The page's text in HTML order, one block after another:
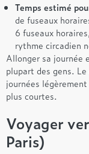
Temps estimé
de fuseaux
6 fuseaux
rythme circadien
Allonger sa journée
plupart des gens.
journées
plus courtes.
Voyager
Paris)